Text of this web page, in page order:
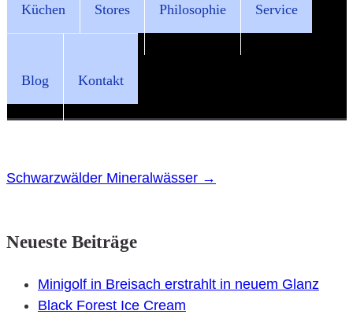
Küchen Stores Philosophie Service
Blog Kontakt
Post
navigation
Schwarzwälder Mineralwässer →
Neueste Beiträge
Minigolf in Breisach erstrahlt in neuem Glanz
Black Forest Ice Cream